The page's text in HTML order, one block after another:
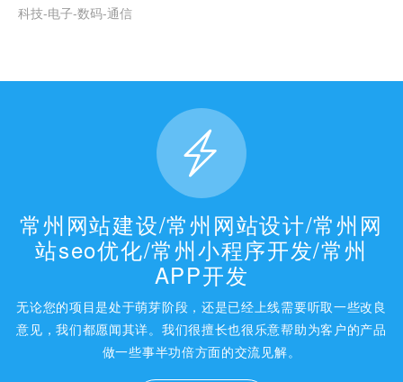
科技-电子-数码-通信
常州网站建设/常州网站设计/常州网
站seo优化/常州小程序开发/常州
APP开发
无论您的项目是处于萌芽阶段，还是已经上线需要听取一些改良
意见，我们都愿闻其详。我们很擅长也很乐意帮助为客户的产品
做一些事半功倍方面的交流见解。